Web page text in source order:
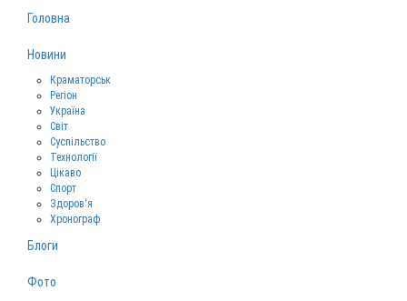
Головна
Новини
Краматорськ
Регіон
Україна
Світ
Суспільство
Технології
Цікаво
Спорт
Здоров‘я
Хронограф
Блоги
Фото